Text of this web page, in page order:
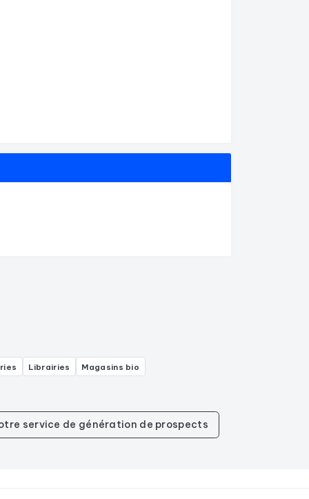
Librairies
Magasins bio
service de génération de prospects